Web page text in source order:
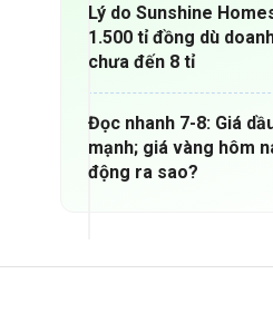
Lý do Sunshine
1.500 tỉ đồng dù
chưa đến 8 tỉ
Đọc nhanh 7-8: Giá
mạnh; giá vàng hôm
động ra sao?